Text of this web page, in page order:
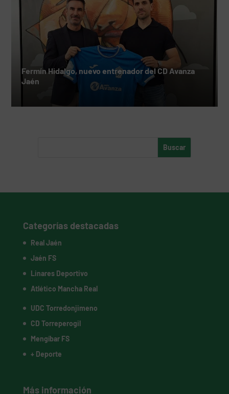
Fermín Hidalgo, nuevo entrenador del CD Avanza
Jaén
Categorías destacadas
Real Jaén
Jaén FS
Linares Deportivo
Atlético Mancha Real
UDC Torredonjimeno
CD Torreperogil
Mengíbar FS
+ Deporte
Más información